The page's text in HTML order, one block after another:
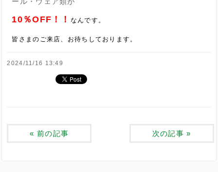
10％OFF！！ なんです。
皆さまのご来店、お待ちしております。
2024/11/16 13:49
« 前の記事 次の記事 »